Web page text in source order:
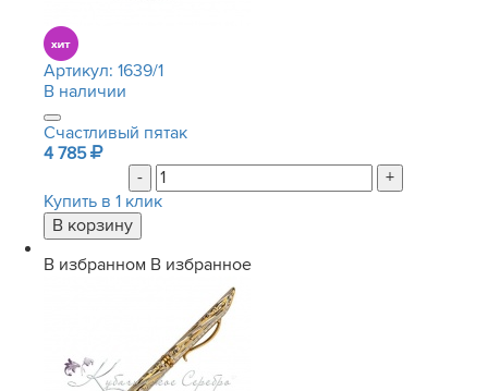
Артикул: 1639/1
В наличии
Счастливый пятак
4 785
-
+
Купить в 1 клик
В избранном В избранное